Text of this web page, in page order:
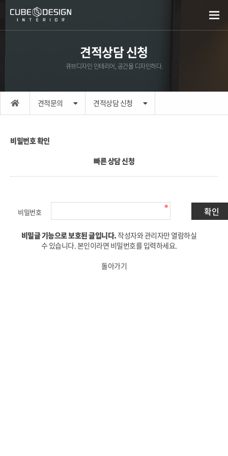
견적상담 신청
큐브디자인 인테리어, 공간을 디자인하다.
견적문의 견적상담 신청
비밀번호 확인
빠른 상담 신청
비밀번호
비밀글 기능으로 보호된 글입니다. 작성자와 관리자만 열람하실
수 있습니다. 본인이라면 비밀번호를 입력하세요.
돌아가기